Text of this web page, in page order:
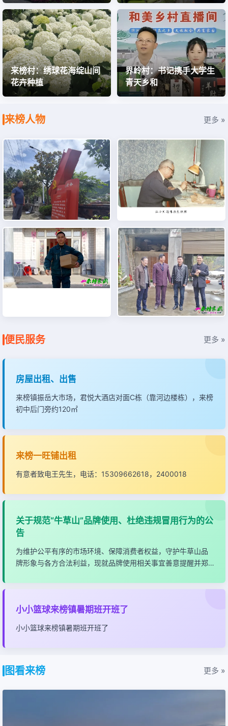
来榜村：绣球花海绽山间
花卉种植
界岭村：书记携手大学生
青天乡和
来榜人物 更多 »
便民服务 更多 »
房屋出租、出售
来榜镇振岳大市场，君悦大酒店对面C栋（靠河边楼栋），来榜
初中后门旁约120㎡
来榜一旺铺出租
有意者致电王先生，电话：15309662618，2400018
关于规范“牛草山”品牌使用、杜绝违规冒用行为的公
告
为维护公平有序的市场环境、保障消费者权益，守护牛草山品
牌形象与各方合法利益，现就品牌使用相关事宜善意提醒并郑
小小篮球来榜镇暑期班开班了
小小篮球来榜镇暑期班开班了
图看来榜 更多 »